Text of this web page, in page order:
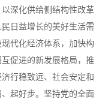
深化供给侧结构性改革
日益增长的美好生活需
代化经济体系，加快构
促进的新发展格局，推
行稳致远、社会安定和
起好步。坚持党的全面